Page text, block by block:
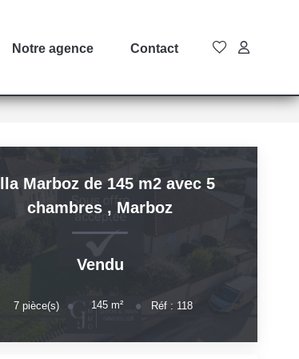
Notre agence Contact
Marboz de 145 m2 avec 5
chambres , Marboz
Vendu
7pièce(s) 145 m² Réf : 118